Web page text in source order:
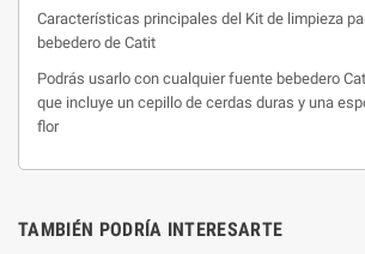
Características principales del Kit de limpieza
bebedero de Catit
Podrás usarlo con cualquier fuente bebedero
que incluye un cepillo de cerdas duras y una
flor
TAMBIÉN PODRÍA INTERESARTE